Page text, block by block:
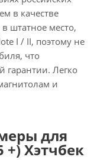
в качестве
штатное место,
I / II, поэтому не
что
гарантии. Легко
и
для
+) Хэтчбек